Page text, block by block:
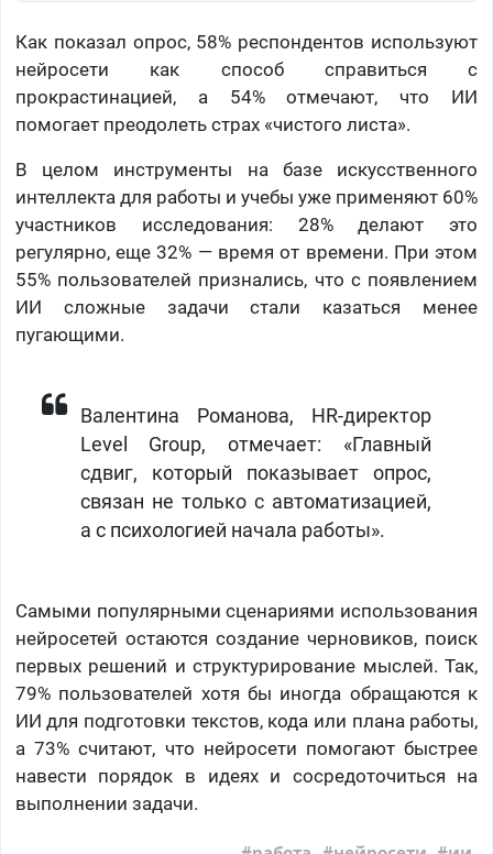
Как показал опрос, 58% респондентов используют
нейросети как способ справиться с
прокрастинацией, а 54% отмечают, что ИИ
помогает преодолеть страх «чистого листа».
В целом инструменты на базе искусственного
интеллекта для работы и учебы уже применяют 60%
участников исследования: 28% делают это
регулярно, еще 32% — время от времени. При этом
55% пользователей признались, что с появлением
ИИ сложные задачи стали казаться менее
пугающими.
Валентина Романова, HR-директор
Level Group, отмечает: «Главный
сдвиг, который показывает опрос,
связан не только с автоматизацией,
а с психологией начала работы».
Самыми популярными сценариями использования
нейросетей остаются создание черновиков, поиск
первых решений и структурирование мыслей. Так,
79% пользователей хотя бы иногда обращаются к
ИИ для подготовки текстов, кода или плана работы,
а 73% считают, что нейросети помогают быстрее
навести порядок в идеях и сосредоточиться на
выполнении задачи.